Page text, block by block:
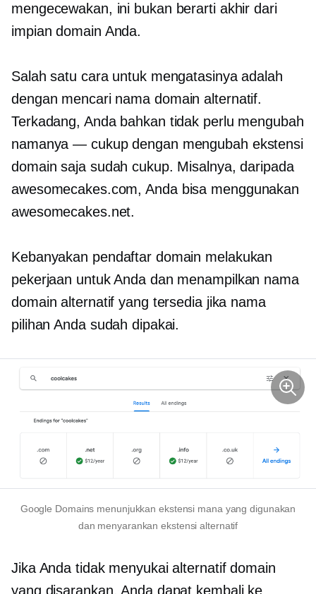
mengecewakan, ini bukan berarti akhir dari
impian domain Anda.
Salah satu cara untuk mengatasinya adalah
dengan mencari nama domain alternatif.
Terkadang, Anda bahkan tidak perlu mengubah
namanya — cukup dengan mengubah ekstensi
domain saja sudah cukup. Misalnya, daripada
awesomecakes.com, Anda bisa menggunakan
awesomecakes.net.
Kebanyakan pendaftar domain melakukan
pekerjaan untuk Anda dan menampilkan nama
domain alternatif yang tersedia jika nama
pilihan Anda sudah dipakai.
Google Domains menunjukkan ekstensi mana yang digunakan
dan menyarankan ekstensi alternatif
Jika Anda tidak menyukai alternatif domain
yang disarankan, Anda dapat kembali ke